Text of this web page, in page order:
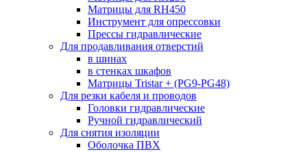
Матрицы для RH450
Инструмент для опрессовки
Прессы гидравлические
Для продавливания отверстий
в шинах
в стенках шкафов
Матрицы Tristar + (PG9-PG48)
Для резки кабеля и проводов
Головки гидравлические
Ручной гидравлический
Для снятия изоляции
Оболочка ПВХ